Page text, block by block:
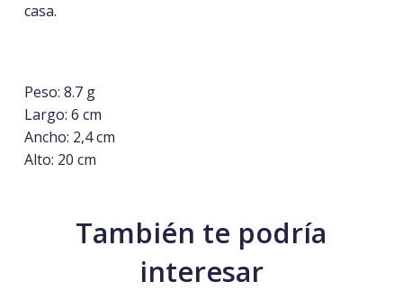
casa.
Peso: 8.7 g
Largo: 6 cm
Ancho: 2,4 cm
Alto: 20 cm
También te podría
interesar